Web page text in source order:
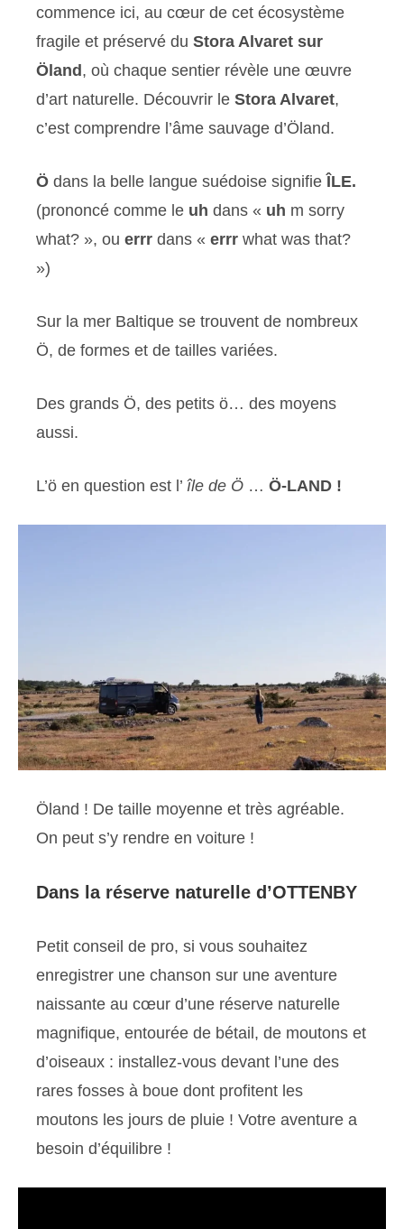
commence ici, au cœur de cet écosystème
fragile et préservé du Stora Alvaret sur
Öland , où chaque sentier révèle une œuvre
d’art naturelle. Découvrir le Stora Alvaret,
c’est comprendre l’âme sauvage d’Öland.
Ö dans la belle langue suédoise signifie ÎLE.
(prononcé comme le uh dans « uh m sorry
what? », ou errr dans « errr what was that?
»)
Sur la mer Baltique se trouvent de nombreux
Ö, de formes et de tailles variées.
Des grands Ö, des petits ö… des moyens
aussi.
L’ö en question est l’ île de Ö … Ö-LAND !
Öland ! De taille moyenne et très agréable.
On peut s’y rendre en voiture !
Dans la réserve naturelle d’OTTENBY
Petit conseil de pro, si vous souhaitez
enregistrer une chanson sur une aventure
naissante au cœur d’une réserve naturelle
magnifique, entourée de bétail, de moutons et
d’oiseaux : installez-vous devant l’une des
rares fosses à boue dont profitent les
moutons les jours de pluie ! Votre aventure a
besoin d’équilibre !